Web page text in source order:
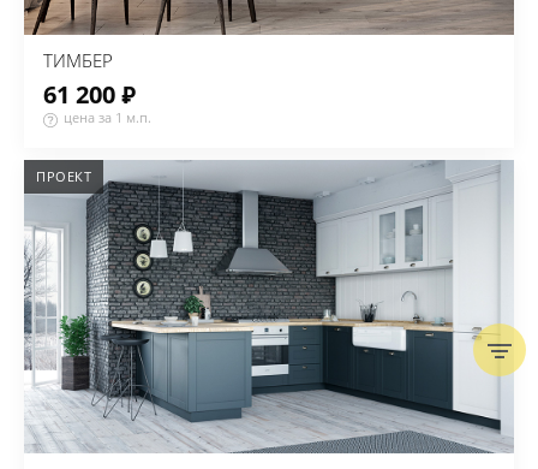
ТИМБЕР
61 200 ₽
цена за 1 м.п.
ПРОЕКТ